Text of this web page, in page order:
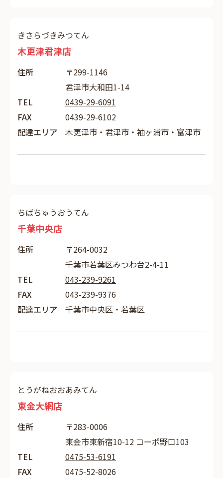
きさらづきみつてん
木更津君津店
住所
〒299-1146
君津市大和田1-14
TEL
0439-29-6091
FAX
0439-29-6102
配達エリア
木更津市・君津市・袖ヶ浦市・富津市
ちばちゅうおうてん
千葉中央店
住所
〒264-0032
千葉市若葉区みつわ台2-4-11
TEL
043-239-9261
FAX
043-239-9376
配達エリア
千葉市中央区・若葉区
とうがねおおあみてん
東金大網店
住所
〒283-0006
東金市東新宿10-12 コーポ野口103
TEL
0475-53-6191
FAX
0475-52-8026